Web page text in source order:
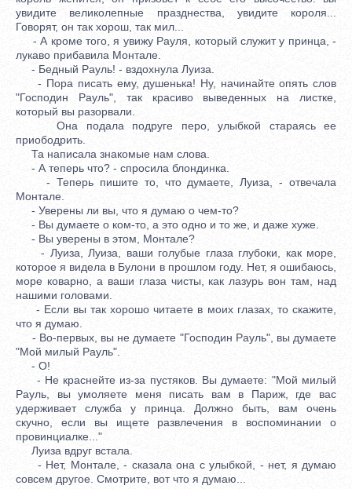
увидите великолепные празднества, увидите короля...
Говорят, он так хорош, так мил...
- А кроме того, я увижу Рауля, который служит у принца, -
лукаво прибавила Монтале.
- Бедный Рауль! - вздохнула Луиза.
- Пора писать ему, душенька! Ну, начинайте опять слов
"Господин Рауль", так красиво выведенных на листке,
который вы разорвали.
Она подала подруге перо, улыбкой стараясь ее
приободрить.
Та написала знакомые нам слова.
- А теперь что? - спросила блондинка.
- Теперь пишите то, что думаете, Луиза, - отвечала
Монтале.
- Уверены ли вы, что я думаю о чем-то?
- Вы думаете о ком-то, а это одно и то же, и даже хуже.
- Вы уверены в этом, Монтале?
- Луиза, Луиза, ваши голубые глаза глубоки, как море,
которое я видела в Булони в прошлом году. Нет, я ошибаюсь,
море коварно, а ваши глаза чисты, как лазурь вон там, над
нашими головами.
- Если вы так хорошо читаете в моих глазах, то скажите,
что я думаю.
- Во-первых, вы не думаете "Господин Рауль", вы думаете
"Мой милый Рауль".
- О!
- Не краснейте из-за пустяков. Вы думаете: "Мой милый
Рауль, вы умоляете меня писать вам в Париж, где вас
удерживает служба у принца. Должно быть, вам очень
скучно, если вы ищете развлечения в воспоминании о
провинциалке..."
Луиза вдруг встала.
- Нет, Монтале, - сказала она с улыбкой, - нет, я думаю
совсем другое. Смотрите, вот что я думаю...